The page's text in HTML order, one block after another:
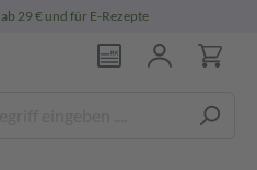
ab 29 € und für E-Rezepte